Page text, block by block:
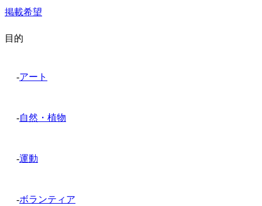
掲載希望
目的
-アート
-自然・植物
-運動
-ボランティア